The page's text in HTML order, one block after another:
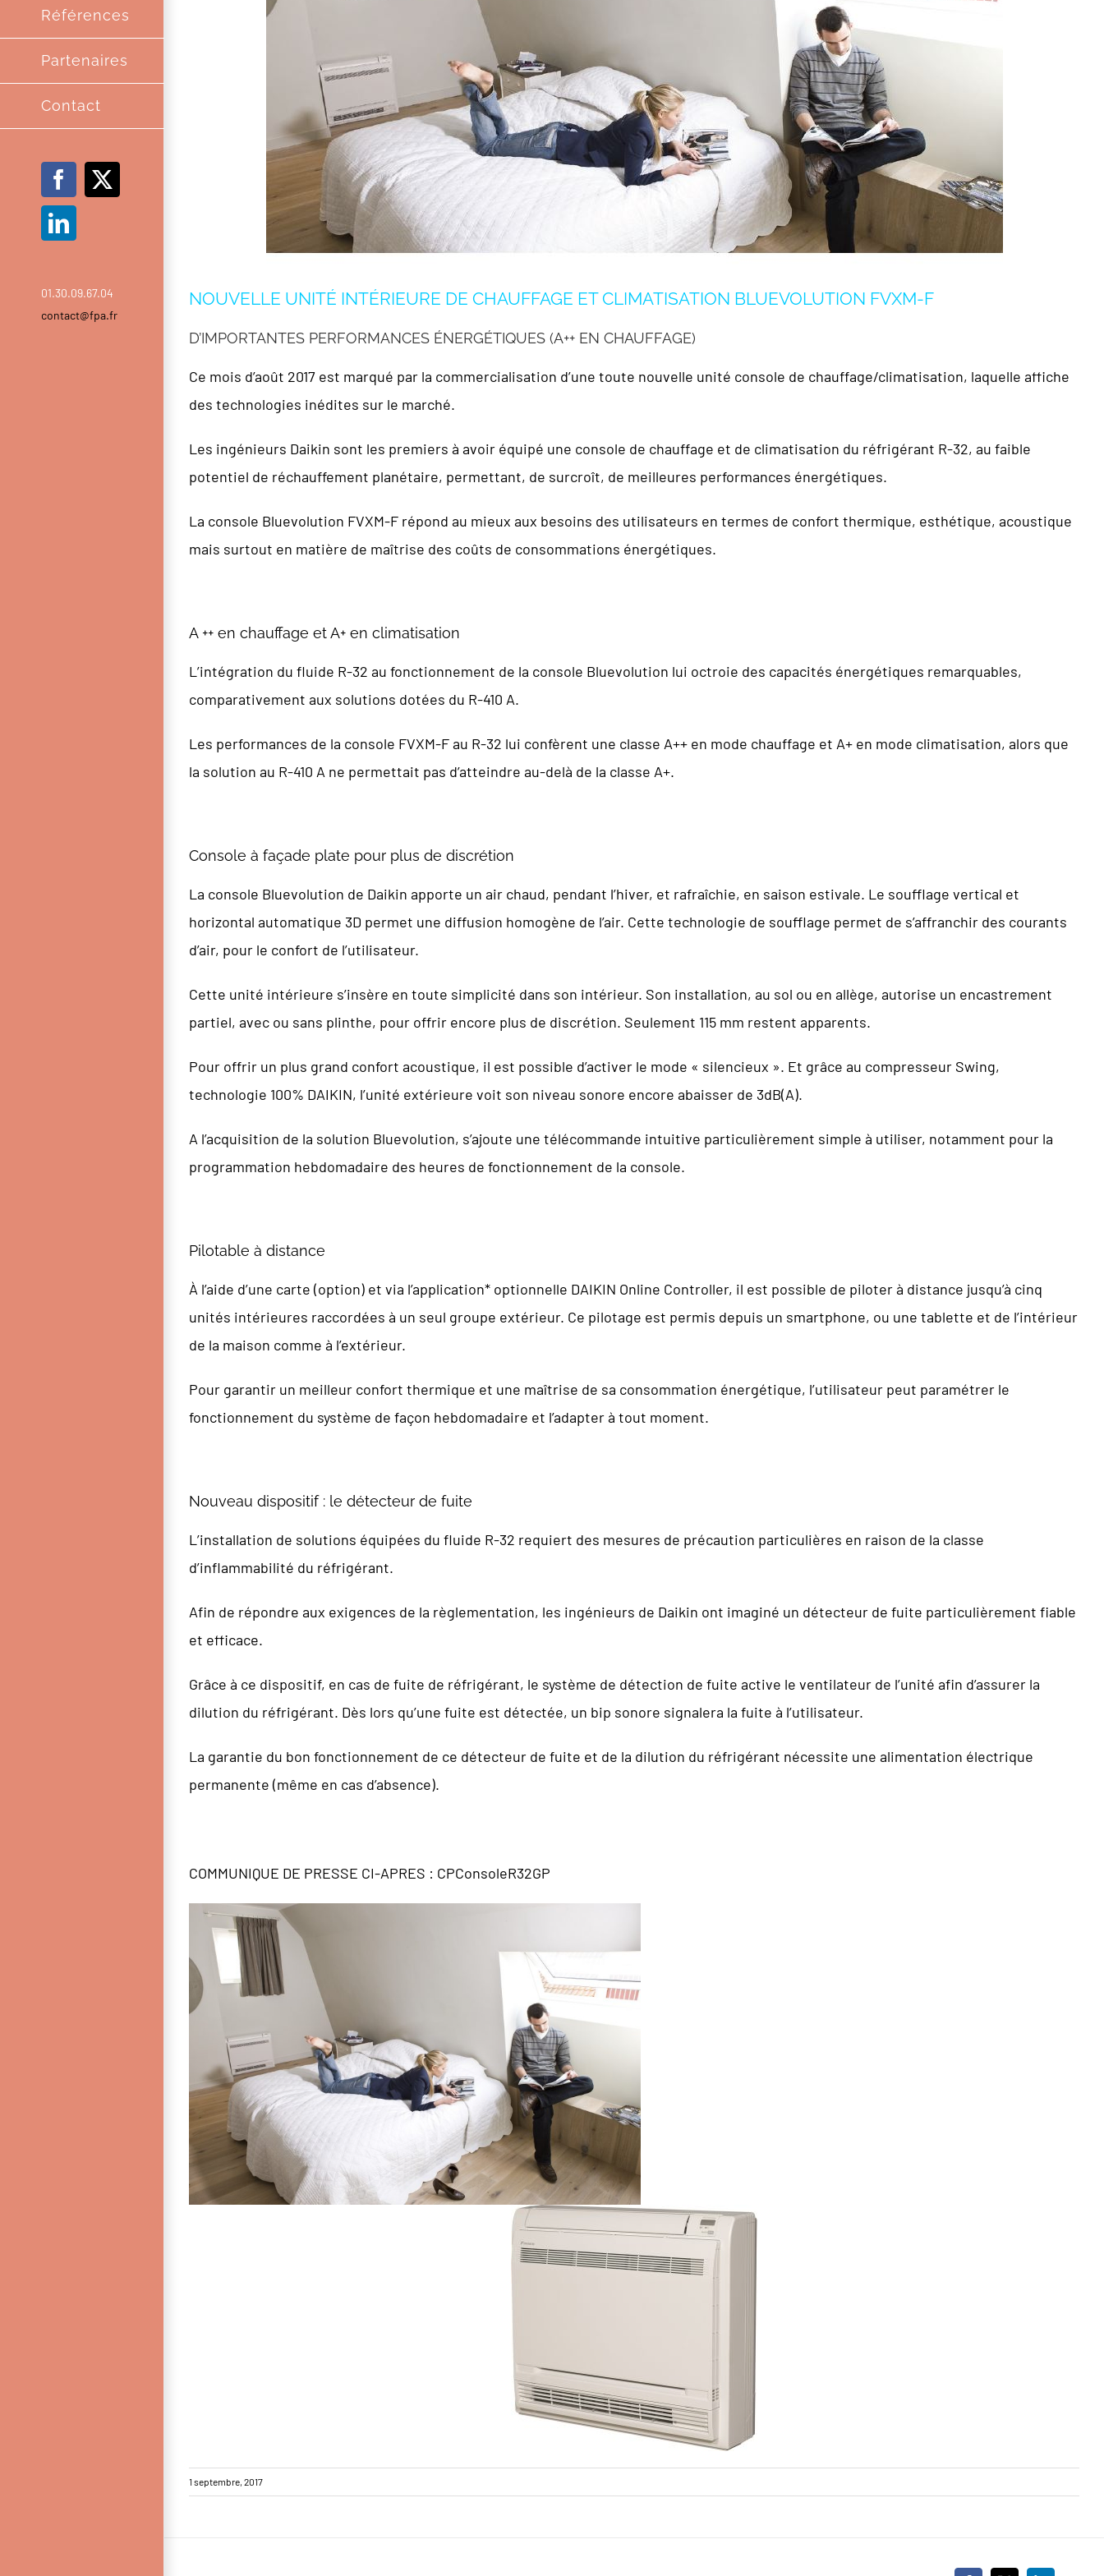
Références
Partenaires
Contact
Facebook
X
LinkedIn
01.30.09.67.04
contact@fpa.fr
NOUVELLE UNITÉ INTÉRIEURE DE CHAUFFAGE ET CLIMATISATION BLUEVOLUTION FVXM-F
D’IMPORTANTES PERFORMANCES ÉNERGÉTIQUES (A++ EN CHAUFFAGE)
Ce mois d’août 2017 est marqué par la commercialisation d’une toute nouvelle unité console de chauffage/climatisation, laquelle affiche
des technologies inédites sur le marché.
Les ingénieurs Daikin sont les premiers à avoir équipé une console de chauffage et de climatisation du réfrigérant R-32, au faible
potentiel de réchauffement planétaire, permettant, de surcroît, de meilleures performances énergétiques.
La console Bluevolution FVXM-F répond au mieux aux besoins des utilisateurs en termes de confort thermique, esthétique, acoustique
mais surtout en matière de maîtrise des coûts de consommations énergétiques.
A ++ en chauffage et A+ en climatisation
L’intégration du fluide R-32 au fonctionnement de la console Bluevolution lui octroie des capacités énergétiques remarquables,
comparativement aux solutions dotées du R-410 A.
Les performances de la console FVXM-F au R-32 lui confèrent une classe A++ en mode chauffage et A+ en mode climatisation, alors que
la solution au R-410 A ne permettait pas d’atteindre au-delà de la classe A+.
Console à façade plate pour plus de discrétion
La console Bluevolution de Daikin apporte un air chaud, pendant l’hiver, et rafraîchie, en saison estivale. Le soufflage vertical et
horizontal automatique 3D permet une diffusion homogène de l’air. Cette technologie de soufflage permet de s’affranchir des courants
d’air, pour le confort de l’utilisateur.
Cette unité intérieure s’insère en toute simplicité dans son intérieur. Son installation, au sol ou en allège, autorise un encastrement
partiel, avec ou sans plinthe, pour offrir encore plus de discrétion. Seulement 115 mm restent apparents.
Pour offrir un plus grand confort acoustique, il est possible d’activer le mode « silencieux ». Et grâce au compresseur Swing,
technologie 100% DAIKIN, l’unité extérieure voit son niveau sonore encore abaisser de 3dB(A).
A l’acquisition de la solution Bluevolution, s’ajoute une télécommande intuitive particulièrement simple à utiliser, notamment pour la
programmation hebdomadaire des heures de fonctionnement de la console.
Pilotable à distance
À l’aide d’une carte (option) et via l’application* optionnelle DAIKIN Online Controller, il est possible de piloter à distance jusqu’à cinq
unités intérieures raccordées à un seul groupe extérieur. Ce pilotage est permis depuis un smartphone, ou une tablette et de l’intérieur
de la maison comme à l’extérieur.
Pour garantir un meilleur confort thermique et une maîtrise de sa consommation énergétique, l’utilisateur peut paramétrer le
fonctionnement du système de façon hebdomadaire et l’adapter à tout moment.
Nouveau dispositif : le détecteur de fuite
L’installation de solutions équipées du fluide R-32 requiert des mesures de précaution particulières en raison de la classe
d’inflammabilité du réfrigérant.
Afin de répondre aux exigences de la règlementation, les ingénieurs de Daikin ont imaginé un détecteur de fuite particulièrement fiable
et efficace.
Grâce à ce dispositif, en cas de fuite de réfrigérant, le système de détection de fuite active le ventilateur de l’unité afin d’assurer la
dilution du réfrigérant. Dès lors qu’une fuite est détectée, un bip sonore signalera la fuite à l’utilisateur.
La garantie du bon fonctionnement de ce détecteur de fuite et de la dilution du réfrigérant nécessite une alimentation électrique
permanente (même en cas d’absence).
COMMUNIQUE DE PRESSE CI-APRES : CPConsoleR32GP
1 septembre, 2017